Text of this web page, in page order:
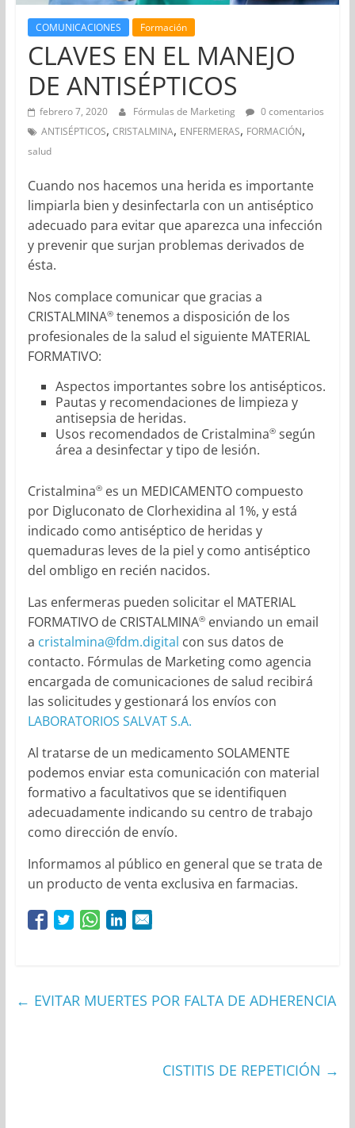
COMUNICACIONES Formación
CLAVES EN EL MANEJO
DE ANTISÉPTICOS
febrero 7, 2020 Fórmulas de Marketing
0 comentarios
ANTISÉPTICOS, CRISTALMINA, ENFERMERAS, FORMACIÓN,
salud
Cuando nos hacemos una herida es importante
limpiarla bien y desinfectarla con un antiséptico
adecuado para evitar que aparezca una infección
y prevenir que surjan problemas derivados de
ésta.
Nos complace comunicar que gracias a
CRISTALMINA®tenemos a disposición de los
profesionales de la salud el siguiente MATERIAL
FORMATIVO:
Aspectos importantes sobre los antisépticos.
Pautas y recomendaciones de limpieza y
antisepsia de heridas.
Usos recomendados de Cristalmina®según
área a desinfectar y tipo de lesión.
Cristalmina®es un MEDICAMENTO compuesto
por Digluconato de Clorhexidina al 1%, y está
indicado como antiséptico de heridas y
quemaduras leves de la piel y como antiséptico
del ombligo en recién nacidos.
Las enfermeras pueden solicitar el MATERIAL
FORMATIVO de CRISTALMINA®enviando un email
a cristalmina@fdm.digital con sus datos de
contacto. Fórmulas de Marketing como agencia
encargada de comunicaciones de salud recibirá
las solicitudes y gestionará los envíos con
LABORATORIOS SALVAT S.A.
Al tratarse de un medicamento SOLAMENTE
podemos enviar esta comunicación con material
formativo a facultativos que se identifiquen
adecuadamente indicando su centro de trabajo
como dirección de envío.
Informamos al público en general que se trata de
un producto de venta exclusiva en farmacias.
← EVITAR MUERTES POR FALTA DE ADHERENCIA
CISTITIS DE REPETICIÓN →